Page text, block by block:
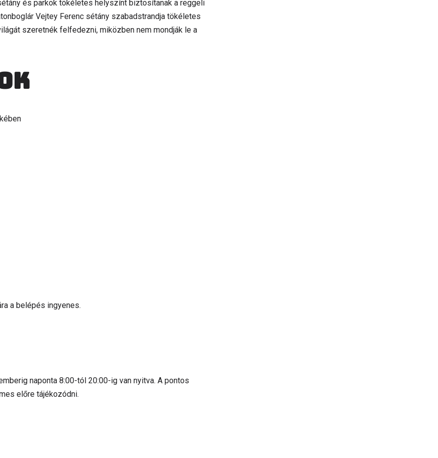
és parkok tökéletes helyszínt biztosítanak a reggeli
Vejtey Ferenc sétány szabadstrandja tökéletes
szeretnék felfedezni, miközben nem mondják le a
a belépés ingyenes.
naponta 8:00-tól 20:00-ig van nyitva. A pontos
előre tájékozódni.